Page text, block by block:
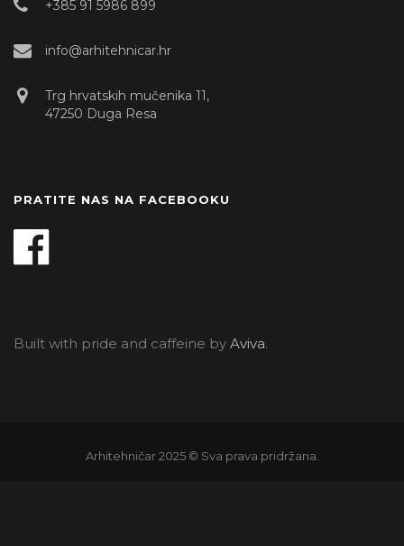
+385 91 5986 899
info@arhitehnicar.hr
Trg hrvatskih mučenika 11,
47250 Duga Resa
PRATITE NAS NA FACEBOOKU
Built with pride and caffeine by Aviva.
Arhitehničar 2025 © Sva prava pridržana.